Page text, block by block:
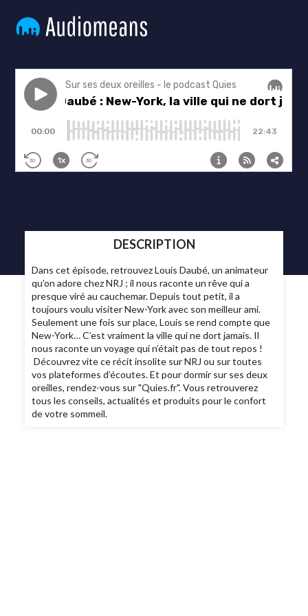
DESCRIPTION
Dans cet épisode, retrouvez Louis Daubé, un animateur
qu’on adore chez NRJ ; il nous raconte un rêve qui a
presque viré au cauchemar. Depuis tout petit, il a
toujours voulu visiter New-York avec son meilleur ami.
Seulement une fois sur place, Louis se rend compte que
New-York… C’est vraiment la ville qui ne dort jamais. Il
nous raconte un voyage qui n’était pas de tout repos !
Découvrez vite ce récit insolite sur NRJ ou sur toutes
vos plateformes d’écoutes. Et pour dormir sur ses deux
oreilles, rendez-vous sur "Quies.fr". Vous retrouverez
tous les conseils, actualités et produits pour le confort
de votre sommeil.